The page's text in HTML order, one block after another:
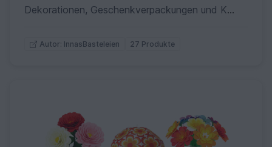
Dekorationen, Geschenkverpackungen und Karten für Einschulung
Autor: InnasBasteleien 27 Produkte